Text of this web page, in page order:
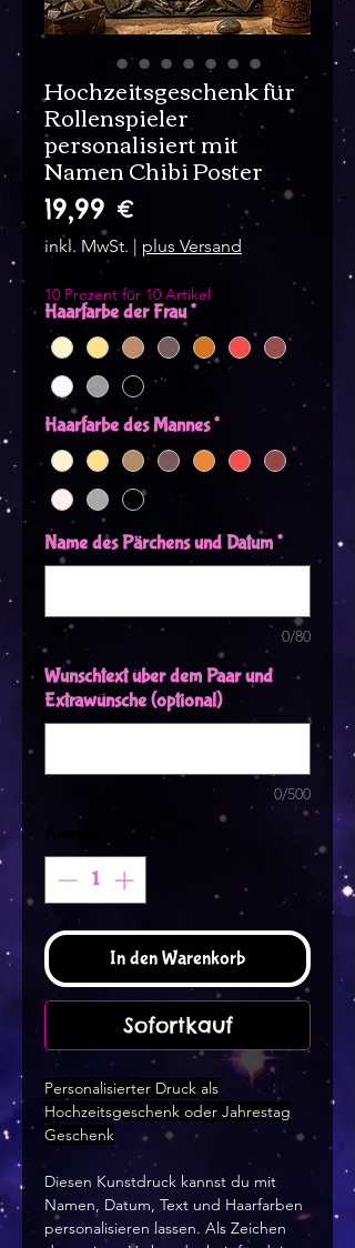
Hochzeitsgeschenk für
Rollenspieler
personalisiert mit
Namen Chibi Poster
19,99 €Preis
inkl. MwSt. | plus Versand
10 Prozent für 10 Artikel
Haarfarbe der Frau*
Haarfarbe des Mannes*
Name des Pärchens und Datum*
0/80
Wunschtext über dem Paar und
Extrawünsche (optional)
0/500
In den Warenkorb
Sofortkauf
Personalisierter Druck als
Hochzeitsgeschenk oder Jahrestag
Geschenk
Diesen Kunstdruck kannst du mit
Namen, Datum, Text und Haarfarben
personalisieren lassen. Als Zeichen